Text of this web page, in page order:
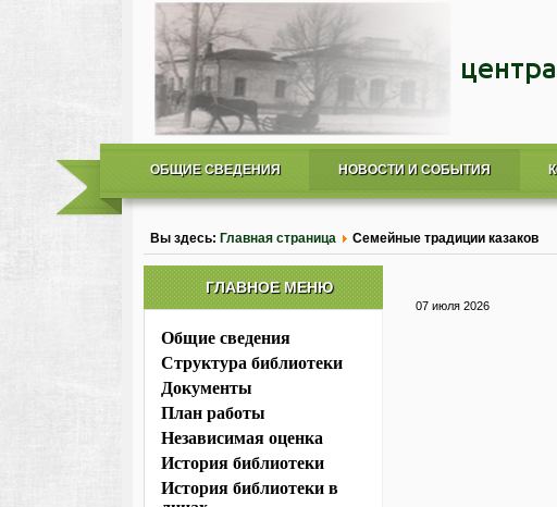
ОБЩИЕ СВЕДЕНИЯ НОВОСТИ И СОБЫТИЯ
Вы здесь: Главная страница Семейные традиции казаков
07 июля 2026
ГЛАВНОЕ МЕНЮ
Общие сведения
Структура библиотеки
Документы
План работы
Независимая оценка
История библиотеки
История библиотеки в